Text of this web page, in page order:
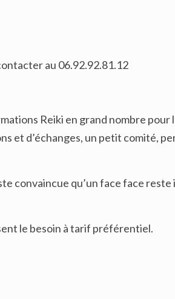
au 06.92.92.81.12
Reiki en grand nombre pour
d’échanges, un petit comité,
convaincue qu’un face face
le besoin à tarif préférentiel.